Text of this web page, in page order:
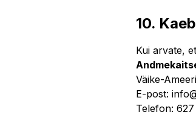
10.
Kui arvate,
Väike-
E-post:
Telefon: 627